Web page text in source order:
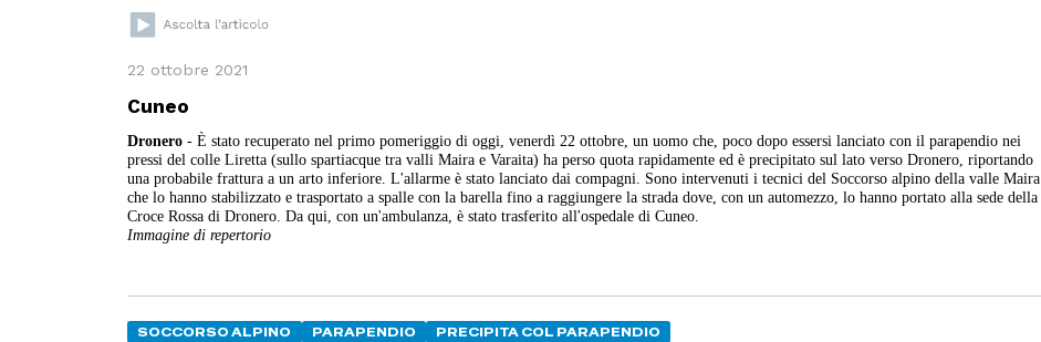
22 ottobre 2021
Cuneo
Dronero - È stato recuperato nel primo pomeriggio di oggi, venerdì 22 ottobre, un uomo che, poco dopo essersi lanciato con il parapendio nei
pressi del colle Liretta (sullo spartiacque tra valli Maira e Varaita) ha perso quota rapidamente ed è precipitato sul lato verso Dronero, riportando
una probabile frattura a un arto inferiore. L'allarme è stato lanciato dai compagni. Sono intervenuti i tecnici del Soccorso alpino della valle Maira
che lo hanno stabilizzato e trasportato a spalle con la barella fino a raggiungere la strada dove, con un automezzo, lo hanno portato alla sede della
Croce Rossa di Dronero. Da qui, con un'ambulanza, è stato trasferito all'ospedale di Cuneo.
Immagine di repertorio
SOCCORSO ALPINO PARAPENDIO PRECIPITA COL PARAPENDIO